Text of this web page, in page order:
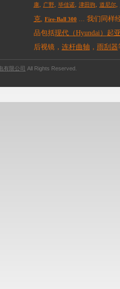
康, 广野, 毕佳诺, 津田驹, 道尼尔,
克, Fire-Ball 300 ... 我们同 样
品包括现代（Hyundai） 起
后视镜， 连杆曲轴 ， 雨刮器
有限公司 All Rights Reserved.